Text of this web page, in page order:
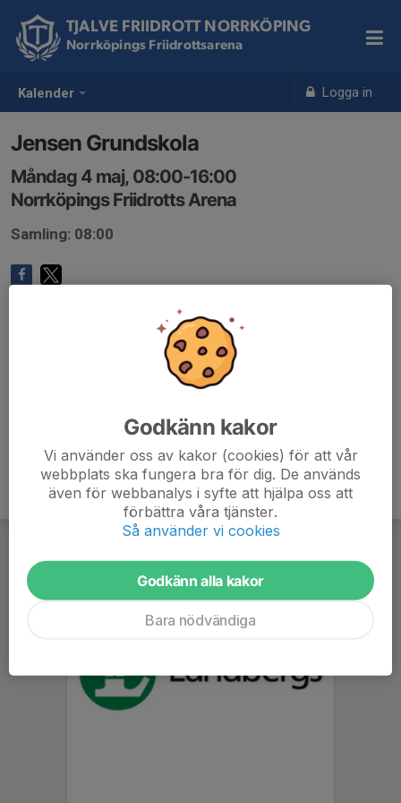
Kalender Logga in
TJALVE FRIIDROTT NORRKÖPING
Norrköpings Friidrottsarena
Jensen Grundskola
Måndag 4 maj, 08:00-16:00
Norrköpings Friidrotts Arena
Samling: 08:00
Godkänn kakor
Vi använder oss av kakor (cookies) för att vår
webbplats ska fungera bra för dig. De används
även för webbanalys i syfte att hjälpa oss att
förbättra våra tjänster.
Så använder vi cookies
Godkänn alla kakor
Bara nödvändiga